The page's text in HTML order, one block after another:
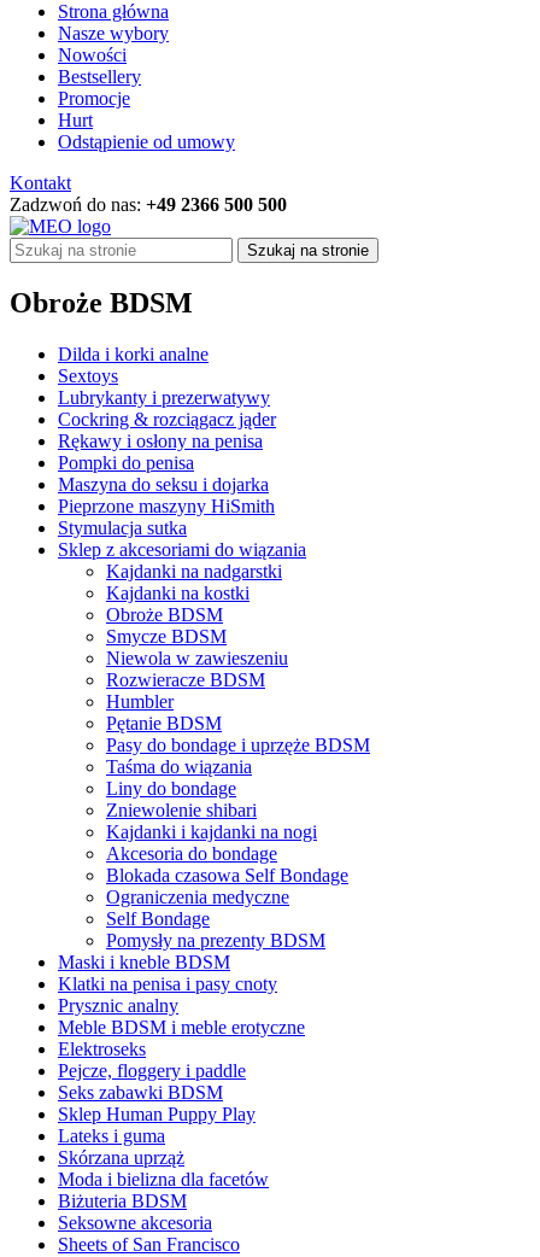
Strona główna
Nasze wybory
Nowości
Bestsellery
Promocje
Hurt
Odstąpienie od umowy
Kontakt
Zadzwoń do nas: +49 2366 500 500
Szukaj na stronie
Obroże BDSM
Dilda i korki analne
Sextoys
Lubrykanty i prezerwatywy
Cockring & rozciągacz jąder
Rękawy i osłony na penisa
Pompki do penisa
Maszyna do seksu i dojarka
Pieprzone maszyny HiSmith
Stymulacja sutka
Sklep z akcesoriami do wiązania
Kajdanki na nadgarstki
Kajdanki na kostki
Obroże BDSM
Smycze BDSM
Niewola w zawieszeniu
Rozwieracze BDSM
Humbler
Pętanie BDSM
Pasy do bondage i uprzęże BDSM
Taśma do wiązania
Liny do bondage
Zniewolenie shibari
Kajdanki i kajdanki na nogi
Akcesoria do bondage
Blokada czasowa Self Bondage
Ograniczenia medyczne
Self Bondage
Pomysły na prezenty BDSM
Maski i kneble BDSM
Klatki na penisa i pasy cnoty
Prysznic analny
Meble BDSM i meble erotyczne
Elektroseks
Pejcze, floggery i paddle
Seks zabawki BDSM
Sklep Human Puppy Play
Lateks i guma
Skórzana uprząż
Moda i bielizna dla facetów
Biżuteria BDSM
Seksowne akcesoria
Sheets of San Francisco